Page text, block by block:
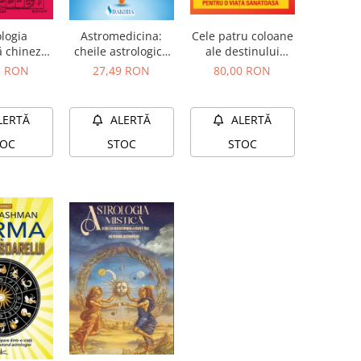
chineză
RON
Astromedicina:
cheile astrologice
ale terapiei bolilor
27,49 RON
ALERTĂ
STOC
Cele patru coloane
ale destinului
pentru o viață
80,00 RON
ALERTĂ
STOC